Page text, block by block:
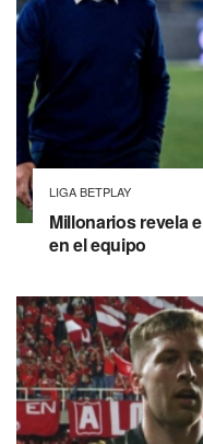
LIGA BETPLAY
Millonarios revela
en el equipo